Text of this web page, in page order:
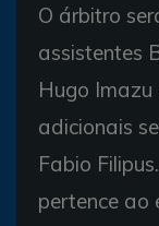
O árbitro
assistentes
Hugo Imazu
adicionais
Fabio
pertence ao